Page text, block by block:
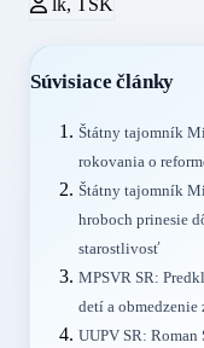
lk, TSK
Súvisiace články
Štátny tajomník
rokovania o
Štátny tajomník
hroboch prinesie
starostlivosť
MPSVR SR:
detí a obmedzenie
UUPV SR: